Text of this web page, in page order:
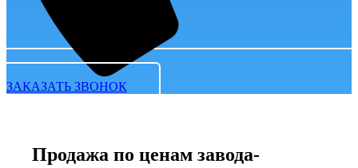
ЗАКАЗАТЬ ЗВОНОК
Продажа по ценам завода-